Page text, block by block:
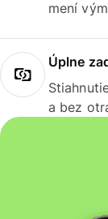
mení
Úplne
a bez